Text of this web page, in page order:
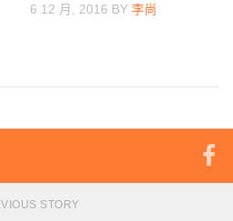
6 12 月, 2016 BY 李尚
STORY